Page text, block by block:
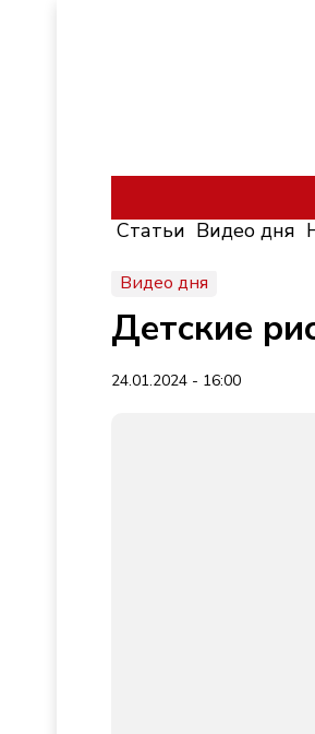
Статьи Видео дня
Видео дня
Детские
24.01.2024 - 16:00